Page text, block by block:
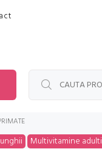
Multivitamine adulti